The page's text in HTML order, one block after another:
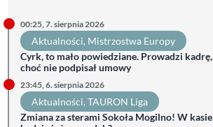
00:25, 7. sierpnia 2026
Aktualności, Mistrzostwa Europy
Cyrk, to mało powiedziane. Prowadzi kadrę,
choć nie podpisał umowy
23:45, 6. sierpnia 2026
Aktualności, TAURON Liga
Zmiana za sterami Sokoła Mogilno! W kasie